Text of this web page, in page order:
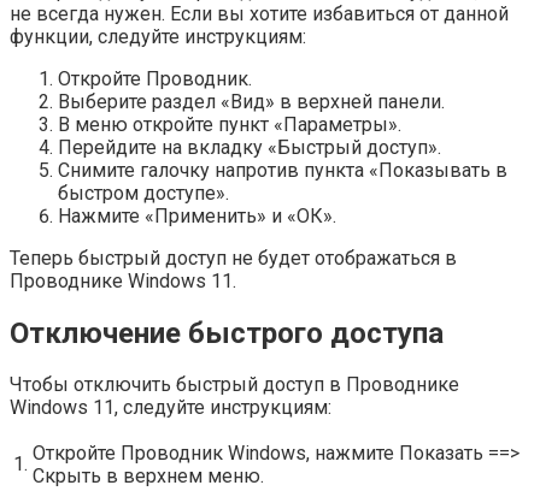
не всегда нужен. Если вы хотите избавиться от данной
функции, следуйте инструкциям:
Откройте Проводник.
Выберите раздел «Вид» в верхней панели.
В меню откройте пункт «Параметры».
Перейдите на вкладку «Быстрый доступ».
Снимите галочку напротив пункта «Показывать в
быстром доступе».
Нажмите «Применить» и «ОК».
Теперь быстрый доступ не будет отображаться в
Проводнике Windows 11.
Отключение быстрого доступа
Чтобы отключить быстрый доступ в Проводнике
Windows 11, следуйте инструкциям:
1. Откройте Проводник Windows, нажмите Показать ==>
Скрыть в верхнем меню.